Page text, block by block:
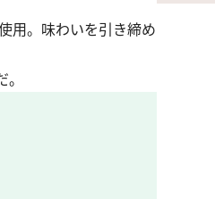
用。味わいを引き締め